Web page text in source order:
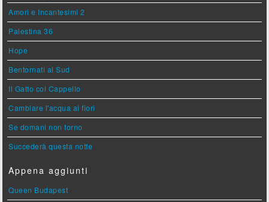
Amori e Incantesimi 2
Palestina 36
Hope
Bentornati al Sud
Il Gatto col Cappello
Cambiare l'acqua ai fiori
Se domani non torno
Succederà questa notte
Appena aggiunti
Queen Budapest